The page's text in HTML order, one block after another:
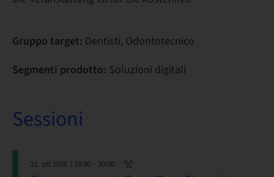
Gruppo target: Dentisti, Odontotecnico
Segmenti prodotto: Soluzioni digitali
Sessioni
21. ott 2026 | 18:00 – 20:00